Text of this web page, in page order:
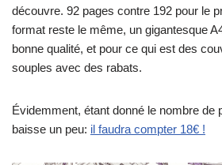
découvre. 92 pages contre 192 pour le
format reste le même, un gigantesque
bonne qualité, et pour ce qui est des
souples avec des rabats.
Évidemment, étant donné le nombre de
baisse un peu: il faudra compter 18€ !